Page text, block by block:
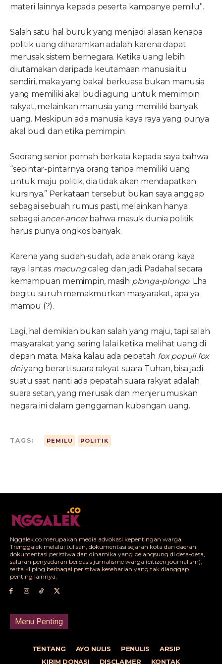
materi lainnya kepada peserta kampanye pemilu”.
Salah satu hal buruk yang menjadi alasan kenapa
politik uang diharamkan adalah karena dapat
merusak sistem bernegara. Ketika uang lebih
diutamakan daripada keutamaan manusia itu
sendiri, maka yang bakal berkuasa bukan manusia
yang memiliki akal budi agung untuk memimpin
rakyat, melainkan manusia yang memiliki banyak
uang. Meskipun ada manusia kaya raya yang punya
akal budi dan etika pemimpin.
Seorang senior pernah berkata kepada saya bahwa
“sepintar-pintarnya orang tanpa memiliki uang
untuk maju politik, dia tidak akan mendapatkan
kursinya.” Perkataan tersebut bukan saya anggap
sebagai sebuah rumus pasti, melainkan hanya
sebagai ancer-ancerbahwa masuk dunia politik
harus punya ongkos banyak.
Karena yang sudah-sudah, ada anak orang kaya
raya lantas macungcaleg dan jadi. Padahal secara
kemampuan memimpin, masih plonga-plongo. Lha
begitu suruh memakmurkan masyarakat, apa ya
mampu (?).
Lagi, hal demikian bukan salah yang maju, tapi salah
masyarakat yang sering lalai ketika melihat uang di
depan mata. Maka kalau ada pepatah fox populi fox
deiyang berarti suara rakyat suara Tuhan, bisa jadi
suatu saat nanti ada pepatah suara rakyat adalah
suara setan, yang merusak dan menjerumuskan
negara ini dalam genggaman kubangan uang.
TAGS: PEMILU POLITIK
Nggalek.co merupakan media advokasi kepentingan warga
Trenggalek melalui tulisan, dokumentasi sejarah kota dan daerah,
dokumentasi peristiwa dan dinamika yang belangsung di desa-desa,
saluran penyadaran berbasis jurnalisme warga (citizen journalism),
serta kliping berbagai peristiwa keseharian yang tak dianggap
penting lainnya.
Menu Penting
TENTANG AYO NULIS PENULIS
ARSIP
KIRIM DONASI
DISCLAIMER KONTAK